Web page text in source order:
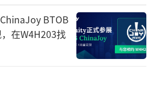
疑为这一争论提供了新的
在追求效率和画面表现的
BTOB
在W4H203找